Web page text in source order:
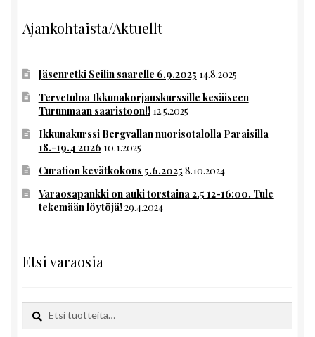
Ajankohtaista/Aktuellt
Jäsenretki Seilin saarelle 6.9.2025 14.8.2025
Tervetuloa Ikkunakorjauskurssille kesäiseen
Turunmaan saaristoon!! 12.5.2025
Ikkunakurssi Bergvallan nuorisotalolla Paraisilla
18.-19.4 2026 10.1.2025
Curation kevätkokous 5.6.2025 8.10.2024
Varaosapankki on auki torstaina 2.5 12-16:00. Tule
tekemään löytöjä!29.4.2024
Etsi varaosia
Etsi:
Haku